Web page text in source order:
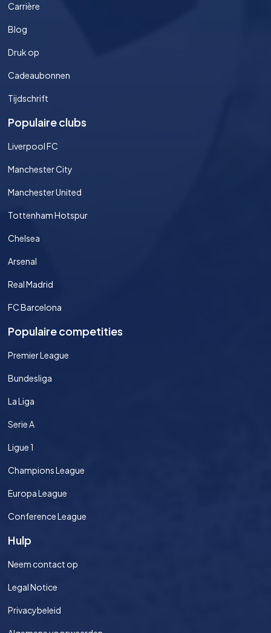
Carrière
Blog
Druk op
Cadeaubonnen
Tijdschrift
Populaire clubs
Liverpool FC
Manchester City
Manchester United
Tottenham Hotspur
Chelsea
Arsenal
Real Madrid
FC Barcelona
Populaire competities
Premier League
Bundesliga
La Liga
Serie A
Ligue 1
Champions League
Europa League
Conference League
Hulp
Neem contact op
Legal Notice
Privacybeleid